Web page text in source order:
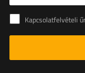
Kapcsolatfelvételi űrlap Hozzájárulok a